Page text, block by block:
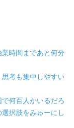
時間まであと何分
思考も集中しやすい
何百人かいるだろ
択肢をみゅーにし